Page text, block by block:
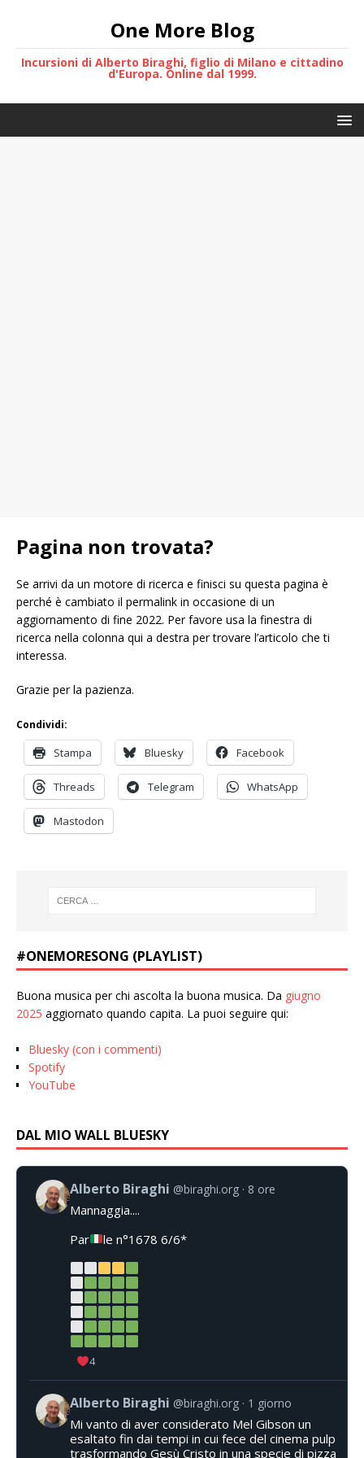
One More Blog
Incursioni di Alberto Biraghi, figlio di Milano e cittadino
d'Europa. Online dal 1999.
Pagina non trovata?
Se arrivi da un motore di ricerca e finisci su questa pagina è
perché è cambiato il permalink in occasione di un
aggiornamento di fine 2022. Per favore usa la finestra di
ricerca nella colonna qui a destra per trovare l’articolo che ti
interessa.
Grazie per la pazienza.
Condividi:
Stampa Bluesky Facebook
Threads Telegram WhatsApp
Mastodon
#ONEMORESONG (PLAYLIST)
Buona musica per chi ascolta la buona musica. Da giugno
2025 aggiornato quando capita. La puoi seguire qui:
Bluesky (con i commenti)
Spotify
YouTube
DAL MIO WALL BLUESKY
Alberto Biraghi @biraghi.org 8 ore
Mannaggia....
Par
le n°1678 6/6*
4
Alberto Biraghi @biraghi.org 1 giorno
Mi vanto di aver considerato Mel Gibson un
esaltato fin dai tempi in cui fece del cinema pulp
trasformando Gesù Cristo in una specie di pizza